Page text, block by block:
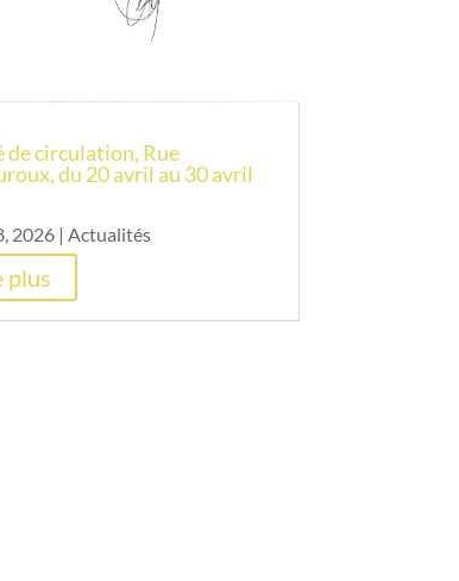
de circulation, Rue
du 20 avril au 30 avril
2026| Actualités
plus